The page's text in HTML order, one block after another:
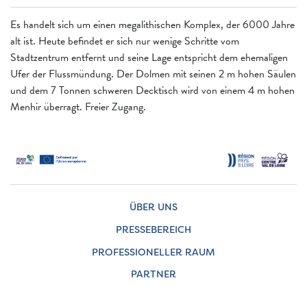
Es handelt sich um einen megalithischen Komplex, der 6000 Jahre
alt ist. Heute befindet er sich nur wenige Schritte vom
Stadtzentrum entfernt und seine Lage entspricht dem ehemaligen
Ufer der Flussmündung. Der Dolmen mit seinen 2 m hohen Säulen
und dem 7 Tonnen schweren Decktisch wird von einem 4 m hohen
Menhir überragt. Freier Zugang.
ÜBER UNS
PRESSEBEREICH
PROFESSIONELLER RAUM
PARTNER